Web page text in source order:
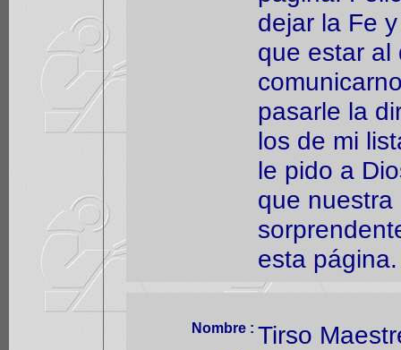
dejar la Fe
que estar al
pasarle la
los de mi
le pido a
que
esta página.
Nombre : Tirso